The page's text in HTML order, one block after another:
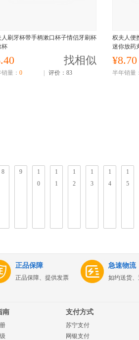
人刷牙杯带手柄漱口杯子情侣牙刷杯
杯
找相似
量： 0 评价：83
权夫人便
迷你放药
¥8.70
半年销量
8 9
1
0
1
1
1
2
1
3
1
4
1
5
正品保障
正品保障、提供发票
急速物流
如约送货
南 支付方式
苏宁支付
网银支付